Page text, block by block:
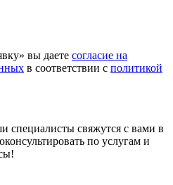
вы даете согласие на
в соответствии с политикой
специалисты свяжутся с вами в
по услугам и